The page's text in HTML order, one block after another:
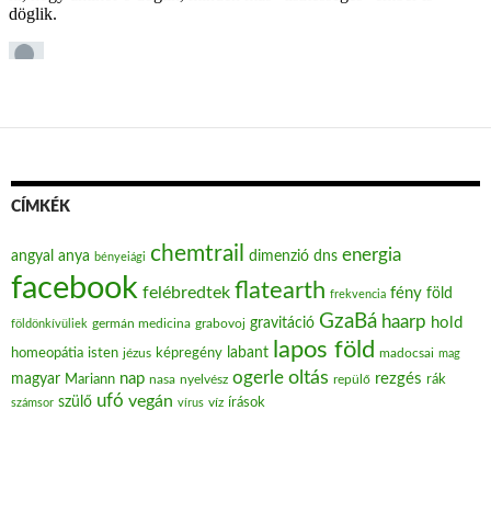
CÍMKÉK
angyal anya bényeiági chemtrail dimenzió dns energia
facebook felébredtek flatearth frekvencia fény föld
földönkívüliek germán medicina grabovoj gravitáció GzaBá haarp hold
homeopátia isten jézus képregény labant lapos föld madocsai mag
magyar Mariann nap nasa nyelvész ogerle oltás repülő rezgés rák
számsor szülő ufó vegán vírus víz írások